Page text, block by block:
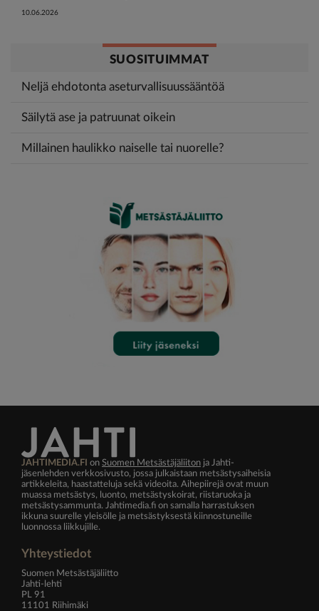
10.06.2026
SUOSITUIMMAT
Neljä ehdotonta aseturvallisuussääntöä
Säilytä ase ja patruunat oikein
Millainen haulikko naiselle tai nuorelle?
JAHTIMEDIA.FI on Suomen Metsästäjäliiton ja Jahti-
jäsenlehden verkkosivusto, jossa julkaistaan metsästysaiheisia
artikkeleita, haastatteluja sekä videoita. Aihepiirejä ovat muun
muassa metsästys, luonto, metsästyskoirat, riistaruoka ja
metsästysammunta. Jahtimedia.fi on samalla harrastuksen
ikkuna suurelle yleisölle ja metsästyksestä kiinnostuneille
luonnossa liikkujille.
Yhteystiedot
Suomen Metsästäjäliitto
Jahti-lehti
PL 91
11101 Riihimäki